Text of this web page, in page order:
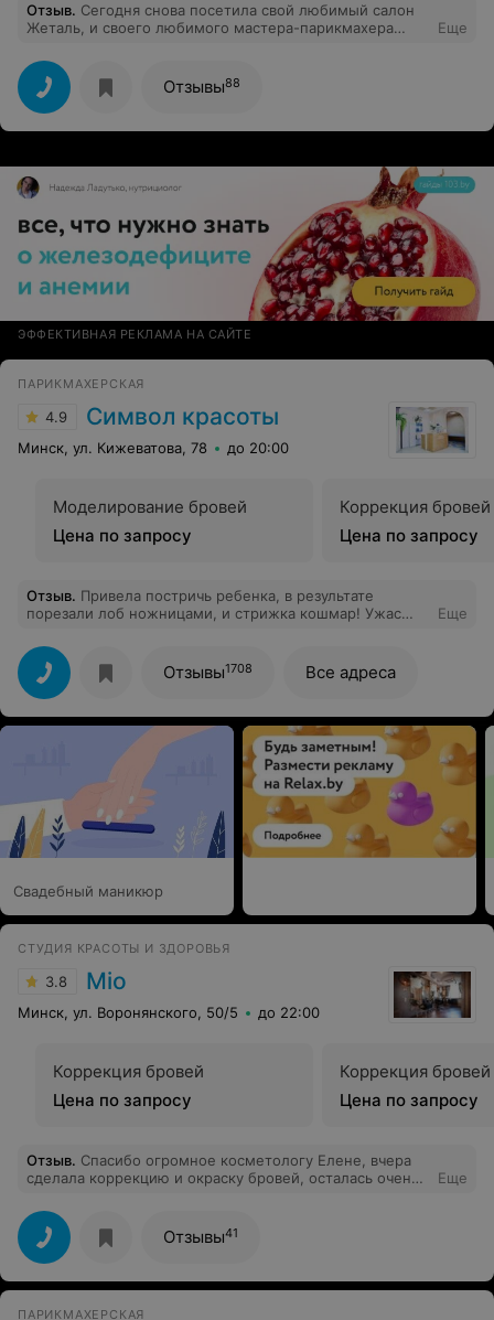
Отзыв. Сегодня снова посетила свой любимый салон
Жеталь, и своего любимого мастера-парикмахера
рекомендую! Мастер-просто супер! Юлечка, спасибо
огромное,у тебя ручки золотые!!! Всем сотрудникам
спасибо,за доброжелательное отношение.
Еще
Отзывы88
ЭФФЕКТИВНАЯ РЕКЛАМА НА САЙТЕ
ПАРИКМАХЕРСКАЯ
4.9 Символ красоты
Минск, ул. Кижеватова, 78 до 20:00
Моделирование бровей
Цена по запросу
Коррекция бровей
Цена по запросу
Отзыв. Привела постричь ребенка, в результате
порезали лоб ножницами, и стрижка кошмар! Ужас
Еще
Отзывы1708 Все адреса
Свадебный маникюр
СТУДИЯ КРАСОТЫ И ЗДОРОВЬЯ
3.8 Mio
Минск, ул. Воронянского, 50/5 до 22:00
Коррекция бровей
Цена по запросу
Коррекция
Цена по запросу
Отзыв. Спасибо огромное косметологу Елене, вчера
сделала коррекцию и окраску бровей, осталась очень
Еще
Отзывы41
ПАРИКМАХЕРСКАЯ